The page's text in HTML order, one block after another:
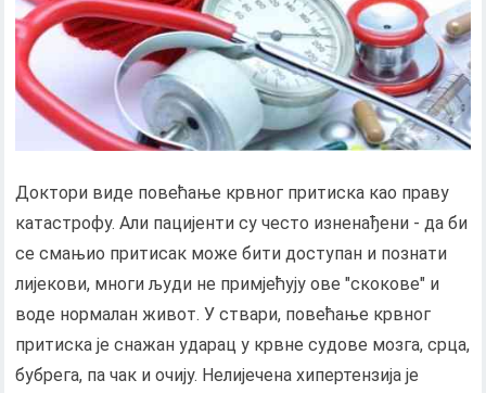
Доктори виде повећање крвног притиска као праву
катастрофу. Али пацијенти су често изненађени - да би
се смањио притисак може бити доступан и познати
лијекови, многи људи не примјећују ове "скокове" и
воде нормалан живот. У ствари, повећање крвног
притиска је снажан ударац у крвне судове мозга, срца,
бубрега, па чак и очију. Нелијечена хипертензија је